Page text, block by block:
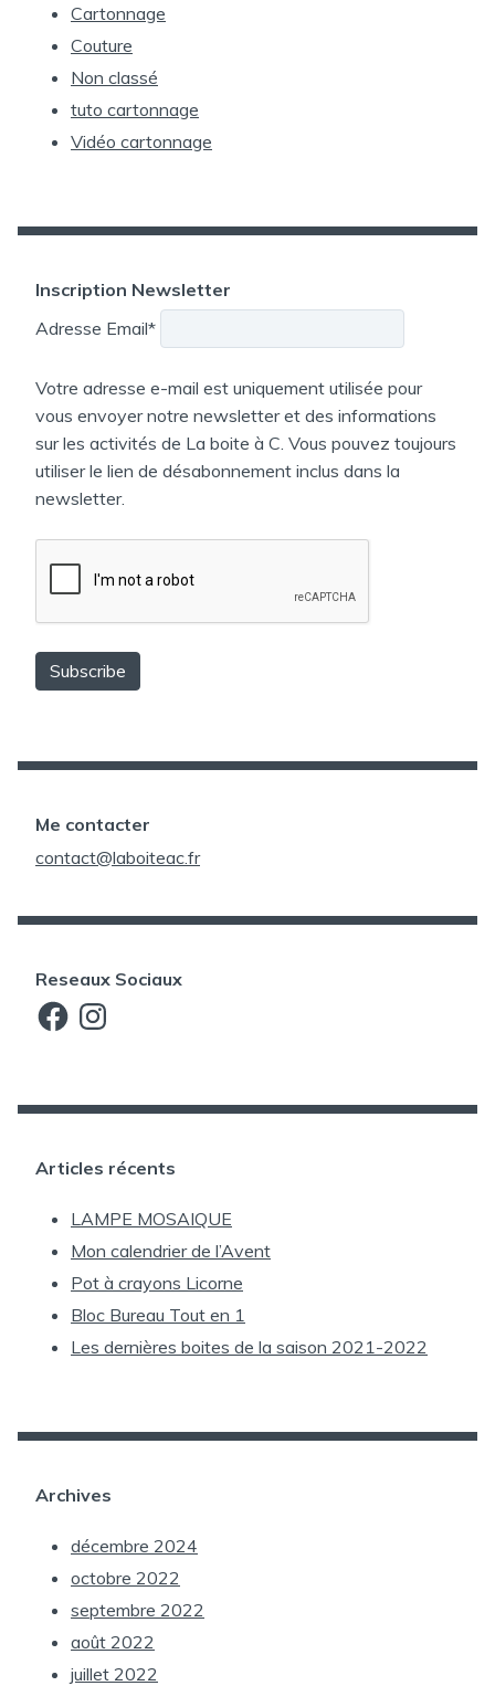
Cartonnage
Couture
Non classé
tuto cartonnage
Vidéo cartonnage
Inscription Newsletter
Adresse Email*
Votre adresse e-mail est uniquement utilisée pour
vous envoyer notre newsletter et des informations
sur les activités de La boite à C. Vous pouvez toujours
utiliser le lien de désabonnement inclus dans la
newsletter.
Me contacter
contact@laboiteac.fr
Reseaux Sociaux
FacebookInstagram
Articles récents
LAMPE MOSAIQUE
Mon calendrier de l’Avent
Pot à crayons Licorne
Bloc Bureau Tout en 1
Les dernières boites de la saison 2021-2022
Archives
décembre 2024
octobre 2022
septembre 2022
août 2022
juillet 2022